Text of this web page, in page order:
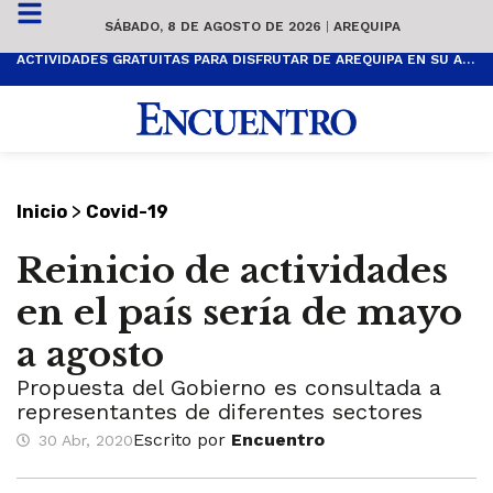
SÁBADO, 8 DE AGOSTO DE 2026 | AREQUIPA
ACTIVIDADES GRATUITAS PARA DISFRUTAR DE AREQUIPA EN SU ANIVERSARIO
Inicio > Covid-19
Reinicio de actividades
en el país sería de mayo
a agosto
Propuesta del Gobierno es consultada a
representantes de diferentes sectores
30 Abr, 2020Escrito por Encuentro